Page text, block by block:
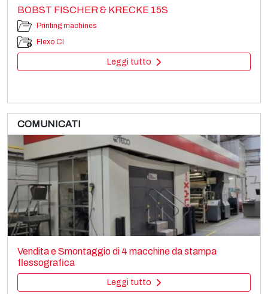
BOBST FISCHER & KRECKE 15S
Printing machines
Flexo CI
Leggi tutto
CURIONI SUN MASTER
Bag making
Paper bag making SOS
Leggi tutto
COMUNICATI
Vendita e Smontaggio di 4 macchine da stampa
flessografica
Leggi tutto